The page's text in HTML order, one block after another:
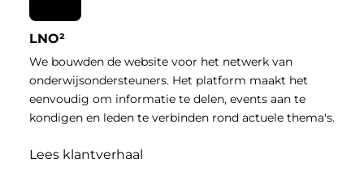
LNO²
We bouwden de website voor het netwerk van
onderwijsondersteuners. Het platform maakt het
eenvoudig om informatie te delen, events aan te
kondigen en leden te verbinden rond actuele thema's.
Lees klantverhaal